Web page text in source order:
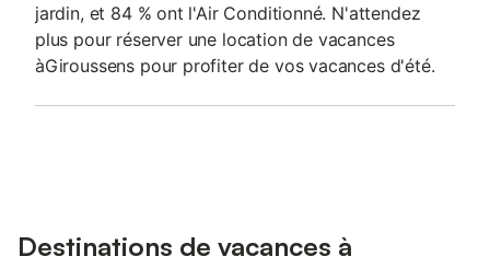
jardin, et 84 % ont l'Air Conditionné. N'attendez
plus pour réserver une location de vacances
àGiroussens pour profiter de vos vacances d'été.
Destinations de vacances à